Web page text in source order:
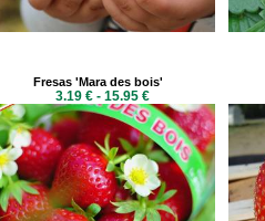
Fresas 'Mara des bois'
3.19 € - 15.95 €